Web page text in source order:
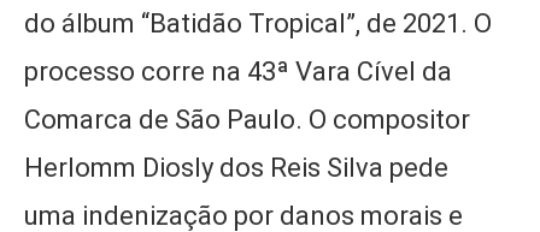
do álbum “Batidão Tropical”, de 2021. O
processo corre na 43ª Vara Cível da
Comarca de São Paulo. O compositor
Herlomm Diosly dos Reis Silva pede
uma indenização por danos morais e